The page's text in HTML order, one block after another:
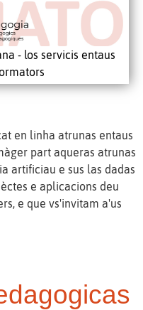
- los servicis entaus
en linha atrunas entaus
part aqueras atrunas
artificiau e sus las dadas
e aplicacions deu
e que vs'invitam a'us